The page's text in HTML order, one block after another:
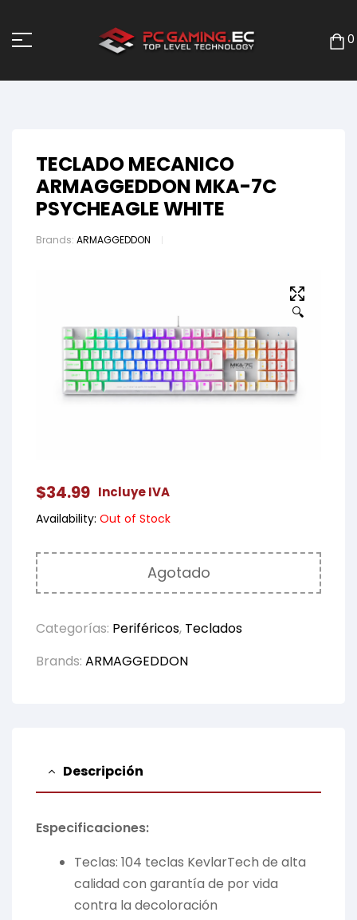
0
TECLADO MECANICO
ARMAGGEDDON MKA-7C
PSYCHEAGLE WHITE
Brands: ARMAGGEDDON
🔍
$34.99 Incluye IVA
Availability: Out of Stock
Agotado
Categorías: Periféricos, Teclados
Brands: ARMAGGEDDON
Descripción
Especificaciones:
Teclas: 104 teclas KevlarTech de alta
calidad con garantía de por vida
contra la decoloración